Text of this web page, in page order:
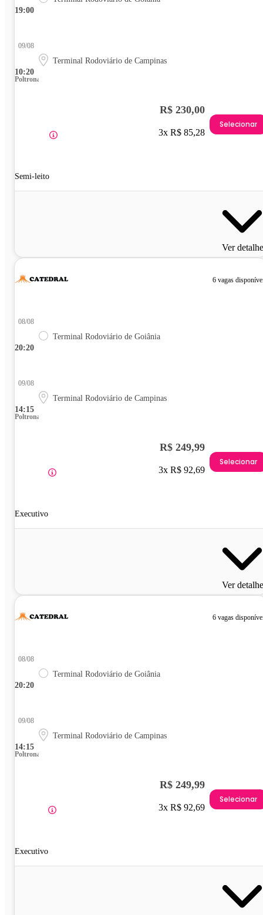
19:00
10:20
09/08
Terminal Rodoviário de Campinas
Poltrona
Semi-leito
R$ 230,00
3x R$ 85,28
Selecionar
Ver
6 vagas
20:20
08/08
Terminal Rodoviário de Goiânia
14:15
09/08
Terminal Rodoviário de Campinas
Poltrona
Executivo
R$ 249,99
3x R$ 92,69
Selecionar
Ver
6 vagas
20:20
08/08
Terminal Rodoviário de Goiânia
14:15
09/08
Terminal Rodoviário de Campinas
Poltrona
Executivo
R$ 249,99
3x R$ 92,69
Selecionar